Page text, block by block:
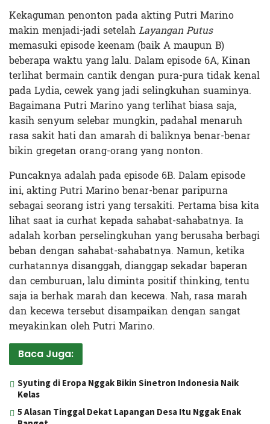
Kekaguman penonton pada akting Putri Marino
makin menjadi-jadi setelahLayangan Putus
memasuki episode keenam (baik A maupun B)
beberapa waktu yang lalu. Dalam episode 6A, Kinan
terlihat bermain cantik dengan pura-pura tidak kenal
pada Lydia, cewek yang jadi selingkuhan suaminya.
Bagaimana Putri Marino yang terlihat biasa saja,
kasih senyum selebar mungkin, padahal menaruh
rasa sakit hati dan amarah di baliknya benar-benar
bikin gregetan orang-orang yang nonton.
Puncaknya adalah pada episode 6B. Dalam episode
ini, akting Putri Marino benar-benar paripurna
sebagai seorang istri yang tersakiti. Pertama bisa kita
lihat saat ia curhat kepada sahabat-sahabatnya. Ia
adalah korban perselingkuhan yang berusaha berbagi
beban dengan sahabat-sahabatnya. Namun, ketika
curhatannya disanggah, dianggap sekadar baperan
dan cemburuan, lalu diminta positif thinking, tentu
saja ia berhak marah dan kecewa. Nah, rasa marah
dan kecewa tersebut disampaikan dengan sangat
meyakinkan oleh Putri Marino.
Baca Juga:
Syuting di Eropa Nggak Bikin Sinetron Indonesia Naik
Kelas
5 Alasan Tinggal Dekat Lapangan Desa Itu Nggak Enak